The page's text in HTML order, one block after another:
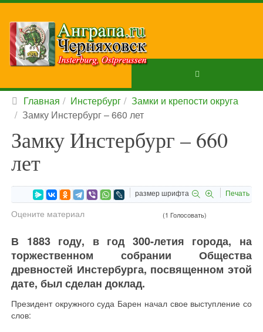
Главная Инстербург
Замки и крепости округа
Замку Инстербург – 660 лет
Замку Инстербург – 660
лет
размер шрифта Печать
Оцените материал (1 Голосовать)
В 1883 году, в год 300-летия города, на
торжественном собрании Общества
древностей Инстербурга, посвященном этой
дате, был сделан доклад.
Президент окружного суда Барен начал свое выступление со
слов: